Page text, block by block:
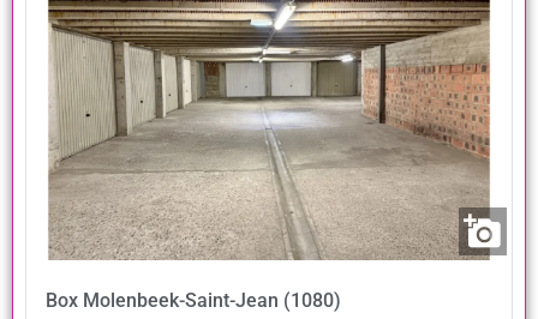
Box Molenbeek-Saint-Jean (1080)